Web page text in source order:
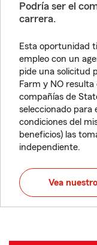
Podría ser el
carrera.
Esta oportunidad
empleo con un
pide una solicitud
Farm y NO
compañías de
seleccionado para
condiciones del
beneficios) las
independiente.
Vea